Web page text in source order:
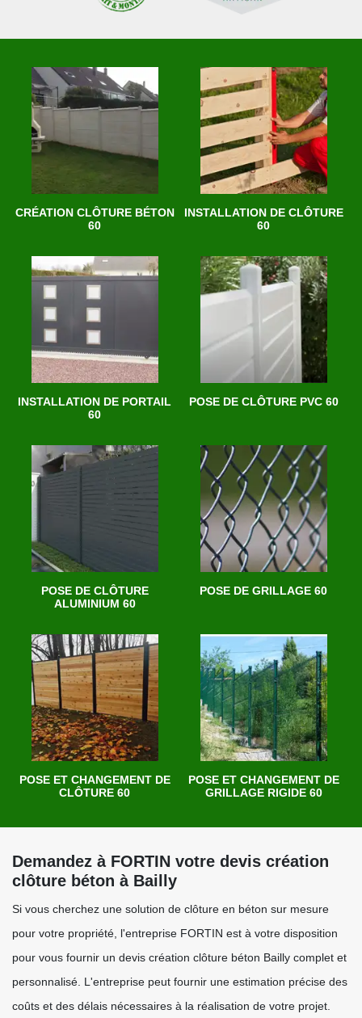
CRÉATION CLÔTURE BÉTON
60
INSTALLATION DE CLÔTURE
60
INSTALLATION DE PORTAIL
60
POSE DE CLÔTURE PVC 60
POSE DE CLÔTURE
ALUMINIUM 60
POSE DE GRILLAGE 60
POSE ET CHANGEMENT DE
CLÔTURE 60
POSE ET CHANGEMENT DE
GRILLAGE RIGIDE 60
Demandez à FORTIN votre devis création
clôture béton à Bailly
Si vous cherchez une solution de clôture en béton sur mesure
pour votre propriété, l'entreprise FORTIN est à votre disposition
pour vous fournir un devis création clôture béton Bailly complet et
personnalisé. L'entreprise peut fournir une estimation précise des
coûts et des délais nécessaires à la réalisation de votre projet.